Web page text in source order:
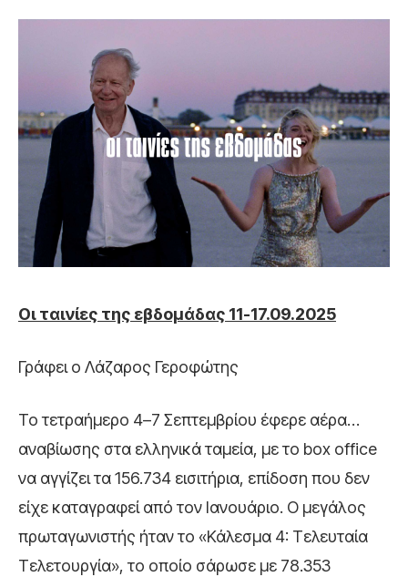
Οι ταινίες της εβδομάδας 11-17.09.2025
Γράφει ο Λάζαρος Γεροφώτης
Το τετραήμερο 4–7 Σεπτεμβρίου έφερε αέρα…
αναβίωσης στα ελληνικά ταμεία, με το box office
να αγγίζει τα 156.734 εισιτήρια, επίδοση που δεν
είχε καταγραφεί από τον Ιανουάριο. Ο μεγάλος
πρωταγωνιστής ήταν το «Κάλεσμα 4: Τελευταία
Τελετουργία», το οποίο σάρωσε με 78.353